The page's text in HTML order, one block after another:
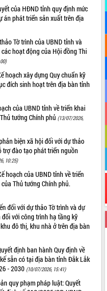
của HĐND tỉnh quy định mức
án phát triển sản xuất trên địa
Tờ trình của UBND tỉnh và
hoạt động của Hội đồng Thi
hoạch xây dựng Quy chuẩn kỹ
đích sinh hoạt trên địa bàn tỉnh
của UBND tỉnh về triển khai
tướng Chính phủ (13/07/2026,
biện xã hội đối với dự thảo
trợ đào tạo phát triển nguồn
10:25)
hoạch của UBND tỉnh về triển
Thủ tướng Chính phủ.
đối với dự thảo Tờ trình và dự
với công trình hạ tầng kỹ
đô thị, khu nhà ở trên địa bàn
định ban hành Quy định về
sẵn có tại địa bàn tỉnh Đắk Lắk
- 2030 (10/07/2026, 15:41)
quy phạm pháp luật: Quyết